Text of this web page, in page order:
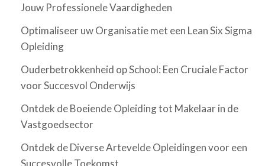
Jouw Professionele Vaardigheden
Optimaliseer uw Organisatie met een Lean Six Sigma
Opleiding
Ouderbetrokkenheid op School: Een Cruciale Factor
voor Succesvol Onderwijs
Ontdek de Boeiende Opleiding tot Makelaar in de
Vastgoedsector
Ontdek de Diverse Artevelde Opleidingen voor een
Succesvolle Toekomst